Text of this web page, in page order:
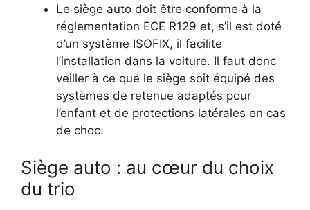
Le siège auto doit être conforme à la
réglementation ECE R129 et, s’il est doté
d’un système ISOFIX, il facilite
l’installation dans la voiture. Il faut donc
veiller à ce que le siège soit équipé des
systèmes de retenue adaptés pour
l’enfant et de protections latérales en cas
de choc.
Siège auto : au cœur du choix
du trio